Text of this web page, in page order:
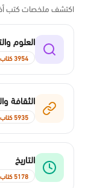
اكتشف ملخصات كتب
العلوم
3954 كتاب
الثقافة
5935 كتاب
التاريخ
5178 كتاب